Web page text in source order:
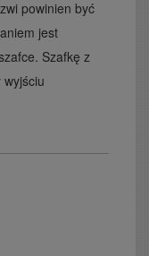
powinien być
jest
Szafkę z